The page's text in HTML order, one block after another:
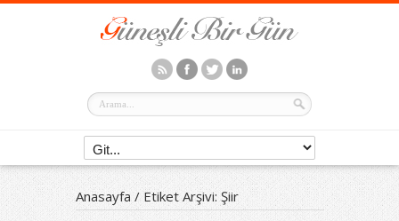
Anasayfa / Etiket Arşivi: Şiir